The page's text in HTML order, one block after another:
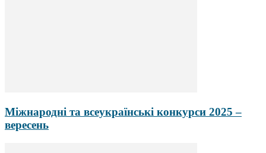
Міжнародні та всеукраїнські конкурси 2025 –
вересень